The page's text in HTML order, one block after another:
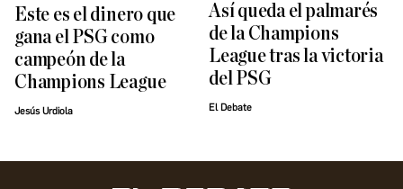
Este es el dinero que
gana el PSG como
campeón de la
Champions League
Jesús Urdiola
Así queda el palmarés
de la Champions
League tras la victoria
del PSG
El Debate